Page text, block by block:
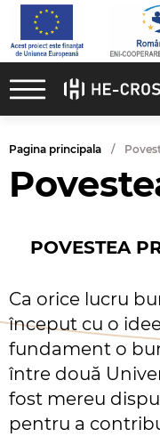
Pagina principala
POVESTEA
Ca orice lucru
început cu o
fundament o
între două
fost mereu
pentru a